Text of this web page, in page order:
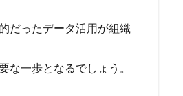
だったデータ活用が組織
一歩となるでしょう。